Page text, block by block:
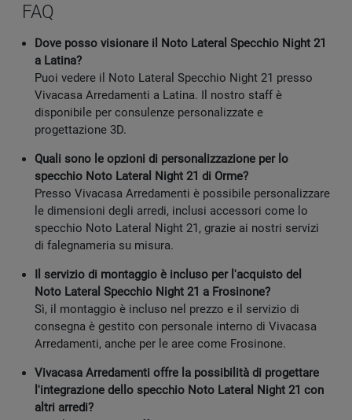
FAQ
Dove posso visionare il Noto Lateral Specchio Night 21
a Latina?
Puoi vedere il Noto Lateral Specchio Night 21 presso
Vivacasa Arredamenti a Latina. Il nostro staff è
disponibile per consulenze personalizzate e
progettazione 3D.
Quali sono le opzioni di personalizzazione per lo
specchio Noto Lateral Night 21 di Orme?
Presso Vivacasa Arredamenti è possibile personalizzare
le dimensioni degli arredi, inclusi accessori come lo
specchio Noto Lateral Night 21, grazie ai nostri servizi
di falegnameria su misura.
Il servizio di montaggio è incluso per l'acquisto del
Noto Lateral Specchio Night 21 a Frosinone?
Sì, il montaggio è incluso nel prezzo e il servizio di
consegna è gestito con personale interno di Vivacasa
Arredamenti, anche per le aree come Frosinone.
Vivacasa Arredamenti offre la possibilità di progettare
l'integrazione dello specchio Noto Lateral Night 21 con
altri arredi?